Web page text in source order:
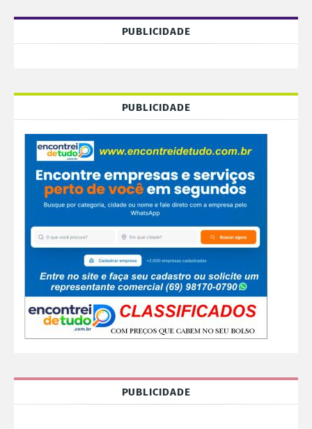
PUBLICIDADE
PUBLICIDADE
PUBLICIDADE